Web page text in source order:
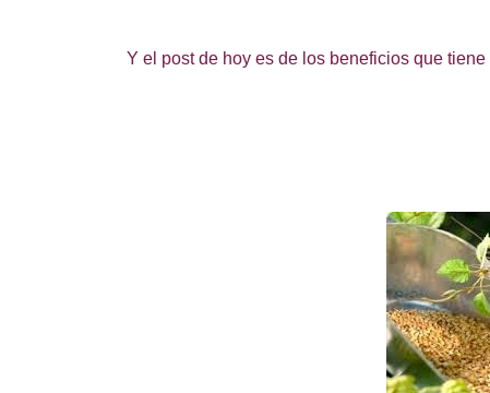
Y el post de hoy es de los beneficios que